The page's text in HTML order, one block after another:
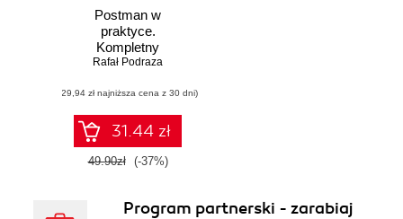
Postman w
praktyce.
Kompletny
przewodnik po
Rafał Podraza
(29,94 zł najniższa cena z 30 dni)
31.44 zł
49.90zł (-37%)
Program partnerski - zarabiaj